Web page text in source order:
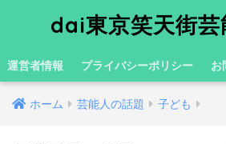
dai東京笑天街芸
運営者情報 プライバシーポリシー お
ホーム 芸能人の話題 子ども